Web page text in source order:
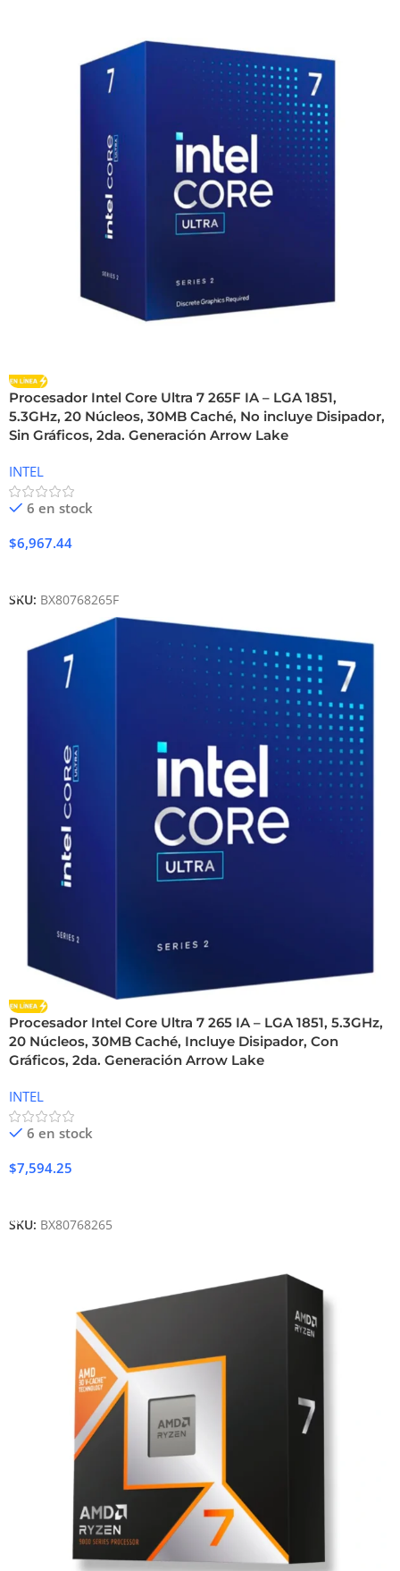
Procesador Intel Core Ultra 7 265F IA – LGA 1851,
5.3GHz, 20 Núcleos, 30MB Caché, No incluye Disipador,
Sin Gráficos, 2da. Generación Arrow Lake
INTEL
6 en stock
$6,967.44
SKU: BX80768265F
Procesador Intel Core Ultra 7 265 IA – LGA 1851, 5.3GHz,
20 Núcleos, 30MB Caché, Incluye Disipador, Con
Gráficos, 2da. Generación Arrow Lake
INTEL
6 en stock
$7,594.25
SKU: BX80768265